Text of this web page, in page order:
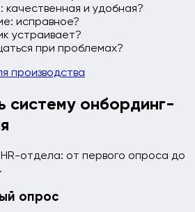
и удобная?
исправное?
устраивает?
при проблемах?
производства
систему онбординг-
отдела: от первого опроса до
опрос